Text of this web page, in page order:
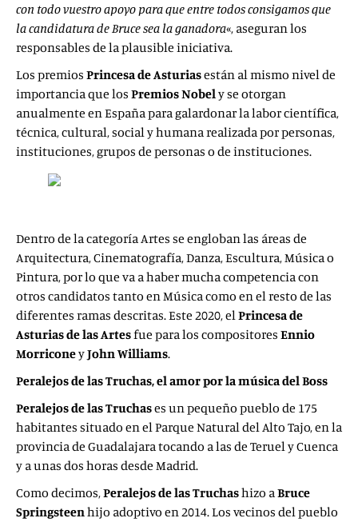
con todo vuestro apoyo para que entre todos consigamos que
la candidatura de Bruce sea la ganadora«, aseguran los
responsables de la plausible iniciativa.
Los premios Princesa de Asturiasestán al mismo nivel de
importancia que los Premios Nobely se otorgan
anualmente en España para galardonar la labor científica,
técnica, cultural, social y humana realizada por personas,
instituciones, grupos de personas o de instituciones.
Dentro de la categoría Artes se engloban las áreas de
Arquitectura, Cinematografía, Danza, Escultura, Música o
Pintura, por lo que va a haber mucha competencia con
otros candidatos tanto en Música como en el resto de las
diferentes ramas descritas. Este 2020, elPrincesa de
Asturias de las Artesfue para los compositores Ennio
MorriconeyJohn Williams.
Peralejos de las Truchas, el amor por la música del Boss
Peralejos de las Truchases un pequeño pueblo de 175
habitantes situado en el Parque Natural del Alto Tajo, en la
provincia de Guadalajara tocando a las de Teruel y Cuenca
y a unas dos horas desde Madrid.
Como decimos,Peralejos de las Truchashizo aBruce
Springsteenhijo adoptivo en 2014. Los vecinos del pueblo